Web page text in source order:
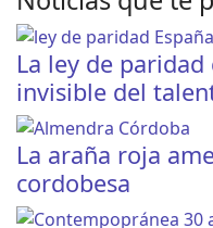
La ley de
invisible del
La araña roja
cordobesa